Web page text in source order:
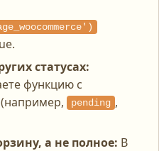
статусах:
функцию с
pending ,
а не полное: В